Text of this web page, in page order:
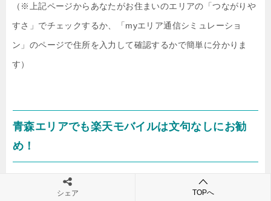
（※上記ページからあなたがお住まいのエリアの「つながりや
すさ」でチェックするか、「myエリア通信シミュレーショ
ン」のページで住所を入力して確認するかで簡単に分かりま
す）
青森エリアでも楽天モバイルは文句なしにお勧
め！
シェア TOPへ